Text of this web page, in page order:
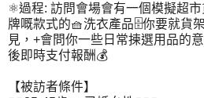
⚛️過程: 訪問會場會有一個模擬超
牌嘅款式的🧺洗衣產品🗄️你要就貨
見，+會問你一些日常揀選用品的
後即時支付報酬💰
【被訪者條件】